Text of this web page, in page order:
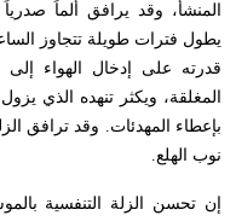
المنشأ، وقد يرافق ألماً
يطول فترات طويلة تتجاوز
قدرته على إدخال الهواء
المغلقة، ويكثر تنهده الذي
بإعطاء المهدئات. وقد ترافق
نوب الهلع.
إن تحسن الزلة التنفسية